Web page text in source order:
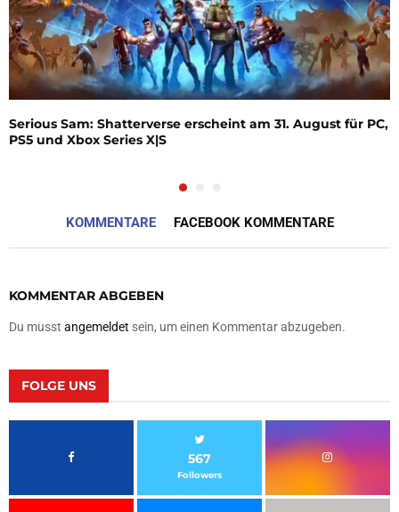
Serious Sam: Shatterverse erscheint am 31. August für PC,
PS5 und Xbox Series X|S
KOMMENTARE FACEBOOK KOMMENTARE
KOMMENTAR ABGEBEN
Du musst angemeldet sein, um einen Kommentar abzugeben.
FOLGE UNS
567
Followers